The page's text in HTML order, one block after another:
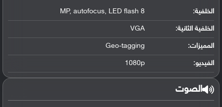
الخلفية: 8 MP, autofocus, LED flash
الخلفية الثانية: VGA
المميزات: Geo-tagging
الفيديو: 1080p
الصوت